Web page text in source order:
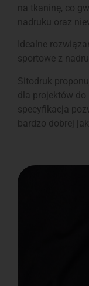
na tkaninę, co
nadruku oraz
Idealne
sportowe z
Sitodruk
dla projektów
specyfikacja
bardzo dobrej